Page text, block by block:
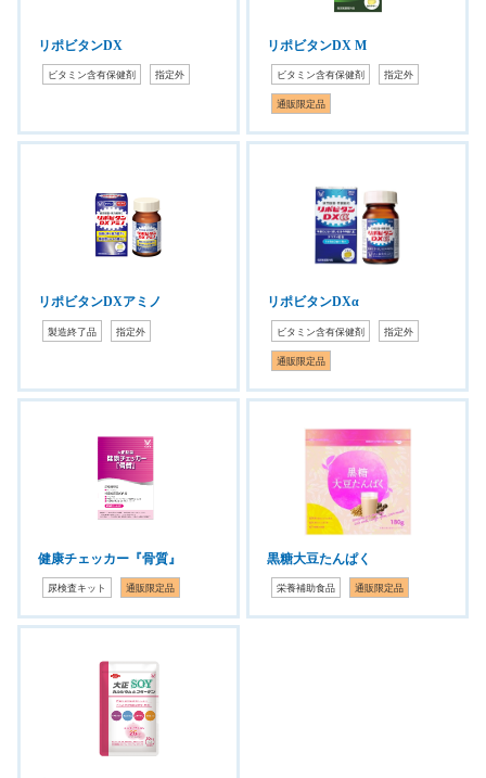
リポビタンDX
ビタミン含有保健剤 指定外
リポビタンDX M
ビタミン含有保健剤 指定外
通販限定品
リポビタンDXアミノ
製造終了品 指定外
リポビタンDXα
ビタミン含有保健剤 指定外
通販限定品
健康チェッカー『骨質』
尿検査キット 通販限定品
黒糖大豆たんぱく
栄養補助食品 通販限定品